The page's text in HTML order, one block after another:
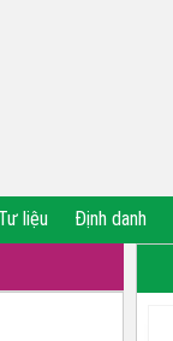
Tư liệu Định danh